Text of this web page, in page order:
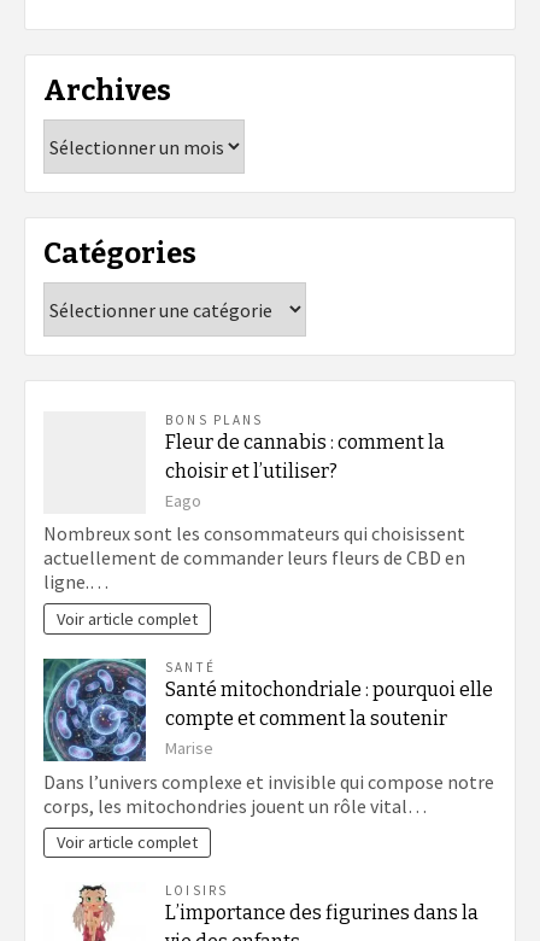
Archives
Catégories
BONS PLANS
Fleur de cannabis : comment la
choisir et l’utiliser?
Eago
Nombreux sont les consommateurs qui choisissent
actuellement de commander leurs fleurs de CBD en
ligne.…
Voir article complet
SANTÉ
Santé mitochondriale : pourquoi elle
compte et comment la soutenir
Marise
Dans l’univers complexe et invisible qui compose notre
corps, les mitochondries jouent un rôle vital…
Voir article complet
LOISIRS
L’importance des figurines dans la